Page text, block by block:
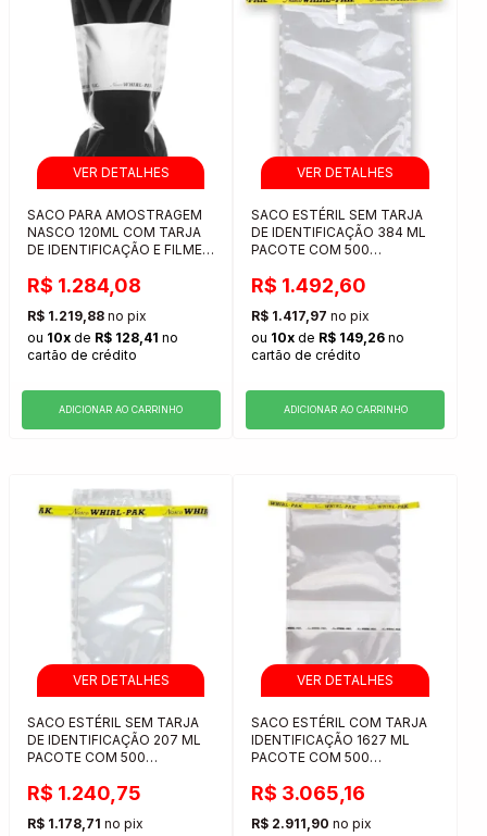
SACO PARA AMOSTRAGEM
NASCO 120ML COM TARJA
DE IDENTIFICAÇÃO E FILME
R$ 1.284,08
R$ 1.219,88 no pix
ou 10x de R$ 128,41 no
cartão de crédito
ADICIONAR AO CARRINHO
SACO ESTÉRIL SEM TARJA
DE IDENTIFICAÇÃO 384 ML
PACOTE COM 500
R$ 1.492,60
R$ 1.417,97 no pix
ou 10x de R$ 149,26 no
cartão de crédito
ADICIONAR AO CARRINHO
SACO ESTÉRIL SEM TARJA
DE IDENTIFICAÇÃO 207 ML
PACOTE COM 500
R$ 1.240,75
R$ 1.178,71 no pix
SACO ESTÉRIL COM TARJA
IDENTIFICAÇÃO 1627 ML
PACOTE COM 500
R$ 3.065,16
R$ 2.911,90 no pix